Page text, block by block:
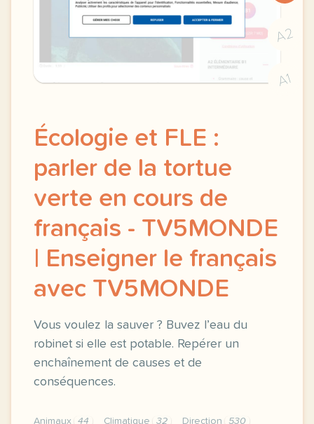
A2
A1
Écologie et FLE :
parler de la tortue
verte en cours de
français - TV5MONDE
| Enseigner le français
avec TV5MONDE
Vous voulez la sauver ? Buvez l’eau du
robinet si elle est potable. Repérer un
enchaînement de causes et de
conséquences.
Animaux 44 Climatique 32 Direction
530